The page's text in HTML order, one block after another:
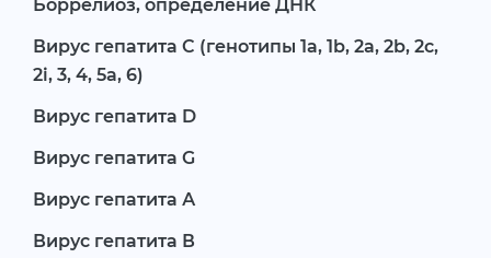
Боррелиоз, определение ДНК
Вирус гепатита C (генотипы 1а, 1b, 2a, 2b, 2c,
2i, 3, 4, 5a, 6)
Вирус гепатита D
Вирус гепатита G
Вирус гепатита А
Вирус гепатита В